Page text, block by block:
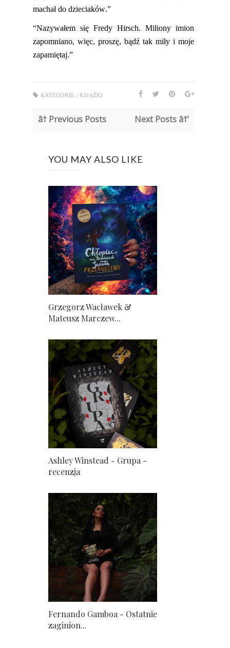
machał do dzieciaków.”
“Nazywałem się Fredy Hirsch. Miliony imion
zapomniano, więc, proszę, bądź tak miły i moje
zapamiętaj.”
KATEGORIE : KSIĄŻKI
â† Previous Posts Next Posts â†’
YOU MAY ALSO LIKE
Grzegorz Wacławek &
Mateusz Marczew...
Ashley Winstead - Grupa -
recenzja
Fernando Gamboa - Ostatnie
zaginion...